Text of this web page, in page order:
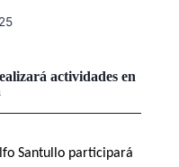
actividades en
Santullo participará